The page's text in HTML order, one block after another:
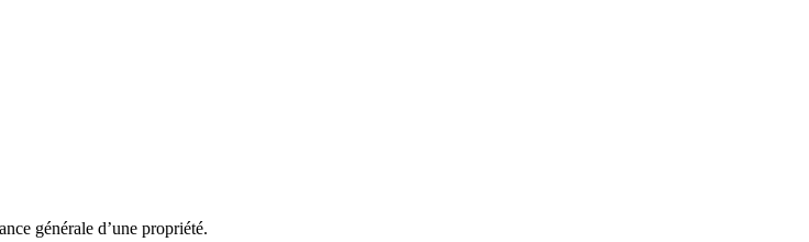
générale d’une propriété.